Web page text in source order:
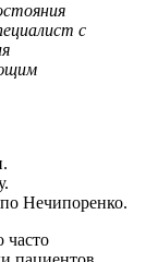
с
Нечипоренко.
часто